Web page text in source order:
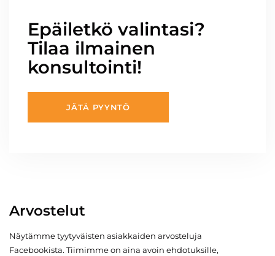
Epäiletkö valintasi?
Tilaa ilmainen
konsultointi!
JÄTÄ PYYNTÖ
Arvostelut
Näytämme tyytyväisten asiakkaiden arvosteluja
Facebookista. Tiimimme on aina avoin ehdotuksille,